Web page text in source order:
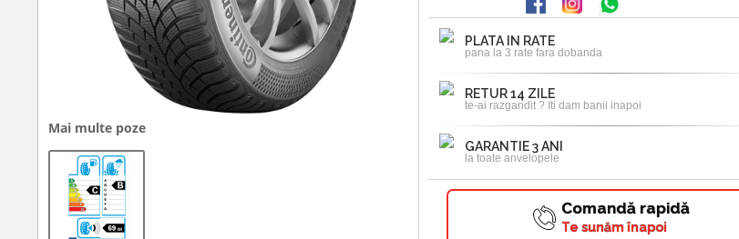
Mai multe poze
PLATA IN RATE
pana la 3 rate fara dobanda
RETUR 14 ZILE
te-ai razgandit ? Iti dam banii inapoi
GARANTIE 3 ANI
la toate anvelopele
Comandă rapidă
Te sunăm înapoi